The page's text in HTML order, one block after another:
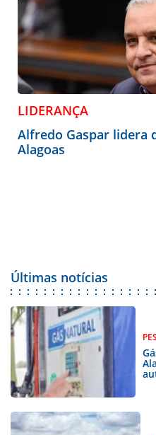
LIDERANÇA
Alfredo Gaspar lidera
Alagoas
Últimas notícias